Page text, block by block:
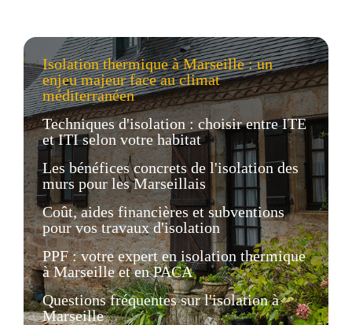
Isolation thermique à Marseille : un
enjeu majeur face au climat
méditerranéen
Techniques d'isolation : choisir entre ITE
et ITI selon votre habitat
Les bénéfices concrets de l'isolation des
murs pour les Marseillais
Coût, aides financières et subventions
pour vos travaux d'isolation
PPF : votre expert en isolation thermique
à Marseille et en PACA
Questions fréquentes sur l'isolation à
Marseille